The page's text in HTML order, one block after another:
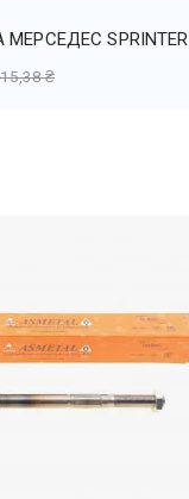
SPRINTER
₴